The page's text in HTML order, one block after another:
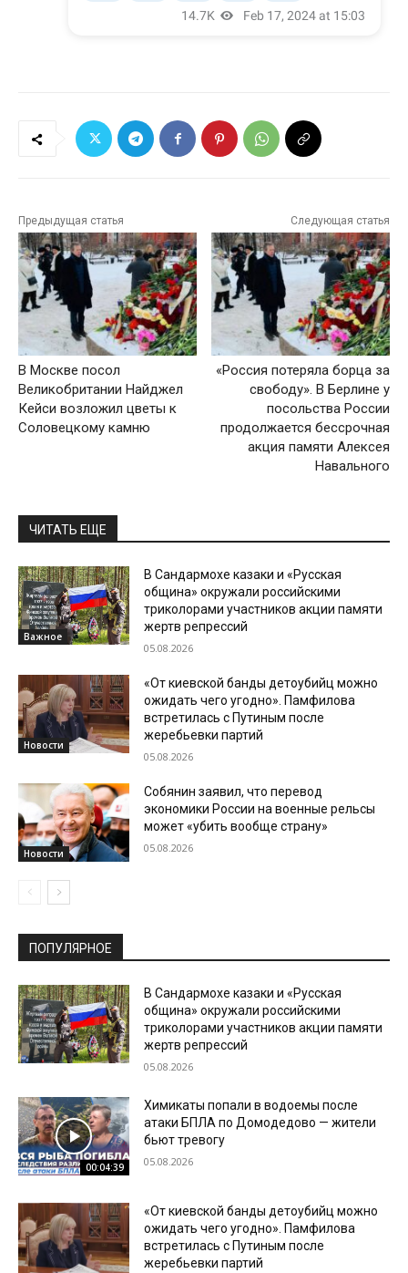
Предыдущая статья
В Москве посол
Великобритании Найджел
Кейси возложил цветы к
Соловецкому камню
Следующая статья
«Россия потеряла борца за
свободу». В Берлине у
посольства России
продолжается бессрочная
акция памяти Алексея
Навального
ЧИТАТЬ ЕЩЕ
Важное
В Сандармохе казаки и «Русская
община» окружали российскими
триколорами участников акции памяти
жертв репрессий
05.08.2026
Новости
«От киевской банды детоубийц можно
ожидать чего угодно». Памфилова
встретилась с Путиным после
жеребьевки партий
05.08.2026
Новости
Собянин заявил, что перевод
экономики России на военные рельсы
может «убить вообще страну»
05.08.2026
ПОПУЛЯРНОЕ
В Сандармохе казаки и «Русская
община» окружали российскими
триколорами участников акции памяти
жертв репрессий
05.08.2026
00:04:39
Химикаты попали в водоемы после
атаки БПЛА по Домодедово — жители
бьют тревогу
05.08.2026
«От киевской банды детоубийц можно
ожидать чего угодно». Памфилова
встретилась с Путиным после
жеребьевки партий